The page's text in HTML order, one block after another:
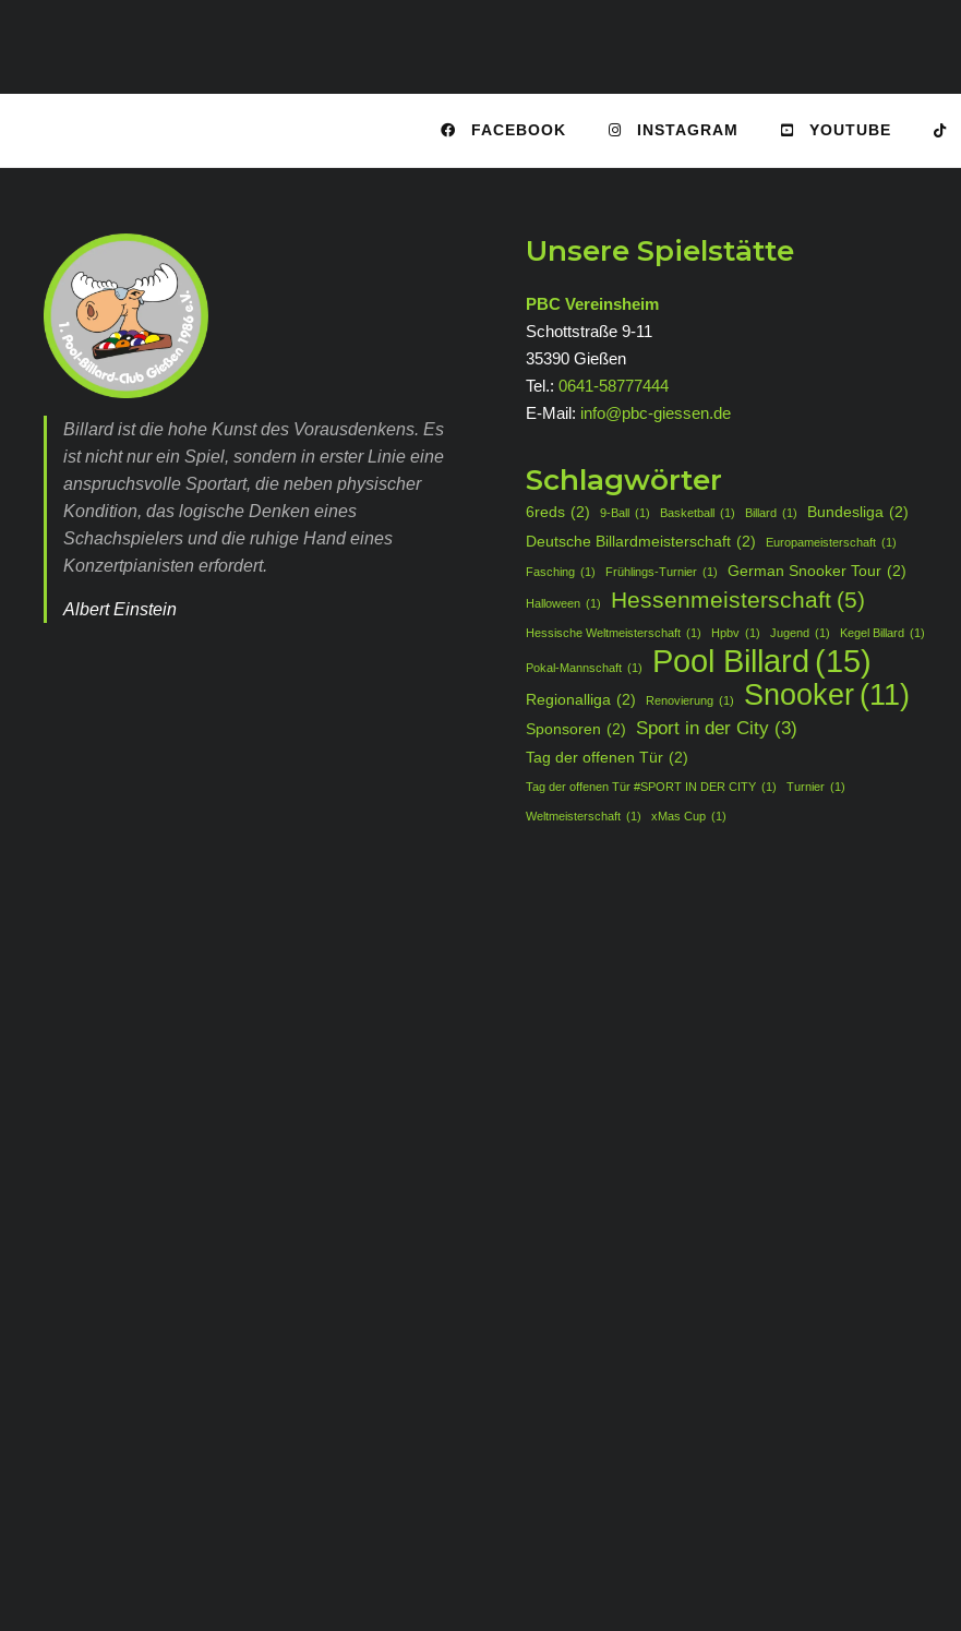
FACEBOOK INSTAGRAM YOUTUBE
Billard ist die hohe Kunst des Vorausdenkens. Es
ist nicht nur ein Spiel, sondern in erster Linie eine
anspruchsvolle Sportart, die neben physischer
Kondition, das logische Denken eines
Schachspielers und die ruhige Hand eines
Konzertpianisten erfordert.
Albert Einstein
Unsere Spielstätte
PBC Vereinsheim
Schottstraße 9-11
35390 Gießen
Tel.:0641-58777444
E-Mail: info@pbc-giessen.de
Schlagwörter
6reds (2) 9-Ball (1) Basketball (1) Billard (1) Bundesliga (2)
Deutsche Billardmeisterschaft (2) Europameisterschaft (1)
Fasching (1) Frühlings-Turnier (1) German Snooker Tour (2)
Halloween (1) Hessenmeisterschaft (5)
Hessische Weltmeisterschaft (1) Hpbv (1) Jugend (1) Kegel Billard (1)
Pokal-Mannschaft (1) Pool Billard (15)
Regionalliga (2) Renovierung (1) Snooker (11)
Sponsoren (2) Sport in der City (3)
Tag der offenen Tür (2)
Tag der offenen Tür #SPORT IN DER CITY (1) Turnier (1)
Weltmeisterschaft (1) xMas Cup (1)